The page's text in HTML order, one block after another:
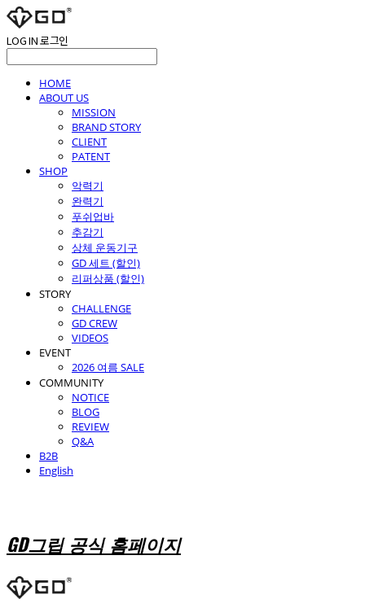
LOG IN로그인
HOME
ABOUT US
MISSION
BRAND STORY
CLIENT
PATENT
SHOP
악력기
완력기
푸쉬업바
추감기
상체 운동기구
GD 세트 (할인)
리퍼상품 (할인)
STORY
CHALLENGE
GD CREW
VIDEOS
EVENT
2026 여름 SALE
COMMUNITY
NOTICE
BLOG
REVIEW
Q&A
B2B
English
GD그립 공식 홈페이지